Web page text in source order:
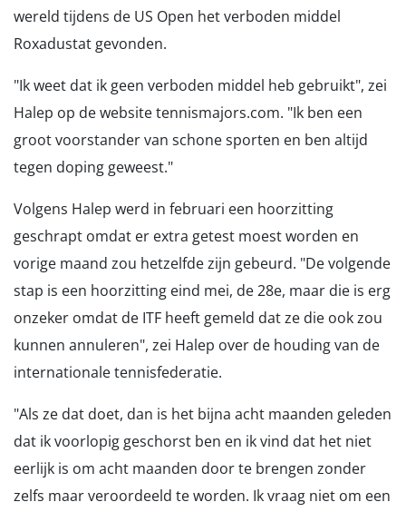
wereld tijdens de US Open het verboden middel
Roxadustat gevonden.
"Ik weet dat ik geen verboden middel heb gebruikt", zei
Halep op de website tennismajors.com. "Ik ben een
groot voorstander van schone sporten en ben altijd
tegen doping geweest."
Volgens Halep werd in februari een hoorzitting
geschrapt omdat er extra getest moest worden en
vorige maand zou hetzelfde zijn gebeurd. "De volgende
stap is een hoorzitting eind mei, de 28e, maar die is erg
onzeker omdat de ITF heeft gemeld dat ze die ook zou
kunnen annuleren", zei Halep over de houding van de
internationale tennisfederatie.
"Als ze dat doet, dan is het bijna acht maanden geleden
dat ik voorlopig geschorst ben en ik vind dat het niet
eerlijk is om acht maanden door te brengen zonder
zelfs maar veroordeeld te worden. Ik vraag niet om een